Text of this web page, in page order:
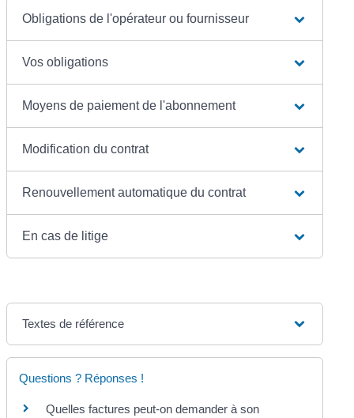
Obligations de l'opérateur ou fournisseur
Vos obligations
Moyens de paiement de l'abonnement
Modification du contrat
Renouvellement automatique du contrat
En cas de litige
Textes de référence
Questions ? Réponses !
Quelles factures peut-on demander à son